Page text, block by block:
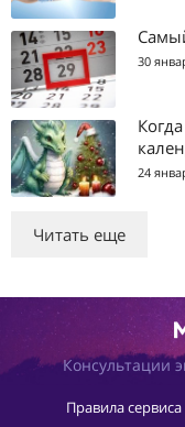
30
24
Читать еще
Консультации
Правила сервиса